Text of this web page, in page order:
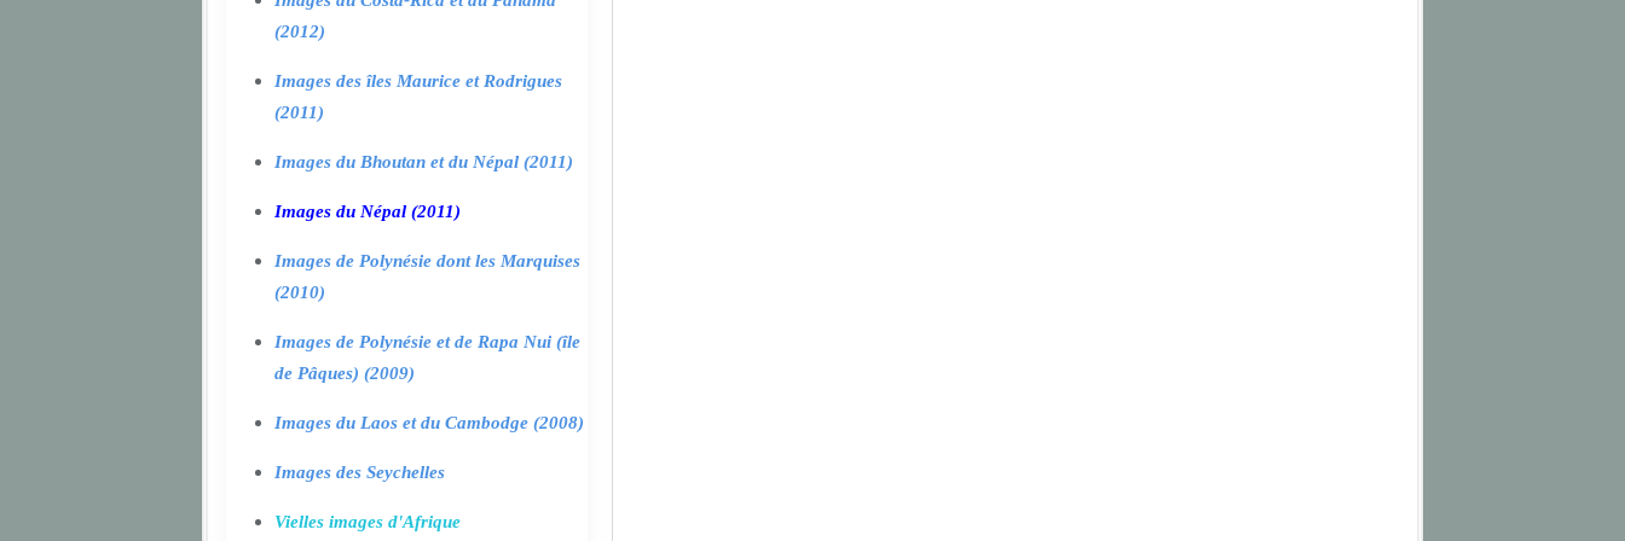
(2012)
Images des îles Maurice et Rodrigues
(2011)
Images du Bhoutan et du Népal (2011)
Images du Népal (2011)
Images de Polynésie dont les Marquises
(2010)
Images de Polynésie et de Rapa Nui (île
de Pâques) (2009)
Images du Laos et du Cambodge (2008)
Images des Seychelles
Vielles images d'Afrique